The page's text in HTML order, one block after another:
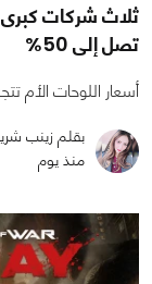
ثلاث شركات كبرى
تصل إلى 50%
أسعار اللوحات الأم
بقلم زينب
منذ يوم